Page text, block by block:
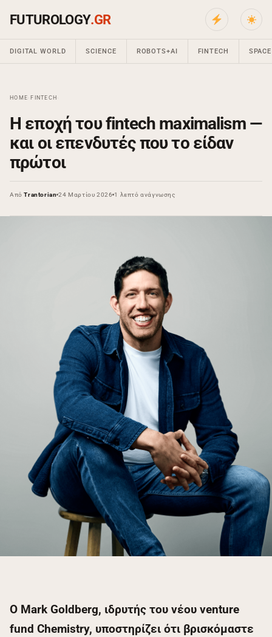
FUTUROLOGY.GR
DIGITAL WORLD SCIENCE ROBOTS+AI FINTECH SPACE
HOME FINTECH
Η εποχή του fintech maximalism —
και οι επενδυτές που το είδαν
πρώτοι
ΑπόTrantorian 24 Μαρτίου 2026 1 λεπτό ανάγνωσης
Ο Mark Goldberg, ιδρυτής του νέου venture
fund Chemistry, υποστηρίζει ότι βρισκόμαστε